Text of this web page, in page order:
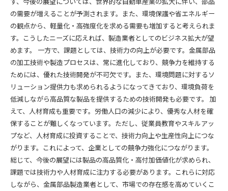
の需要が増えることが予測されます。また、環境保護や省エネルギー
の観点から、軽量化・高強度化を求める需要も増加すると考えられま
す。こうしたニーズに応えれば、製造業者としてのビジネス拡大が望
めます。 一方で、課題としては、技術力の向上が必要です。金属部品
の加工技術や製造プロセスは、常に進化しており、競争力を維持する
ためには、優れた技術開発が不可欠です。また、環境問題に対するソ
リューション提供力も求められるようになってきており、環境負荷を
低減しながら高品質な製品を提供するための技術開発も必要です。 加
えて、人材育成も重要です。労働人口の減少により、優秀な人材を確
保することが難しくなっています。ただし、従業員教育やスキルアッ
プなど、人材育成に投資することで、技術力向上や生産性向上につな
がります。これによって、企業としての競争力強化につながります。
総じて、今後の展望には製品の高品質化・高付加価値化が求められ、
課題では技術力や人材育成に注力する必要があります。これらに対応
しながら、金属部品製造業者として、市場での存在感を高めていくこ